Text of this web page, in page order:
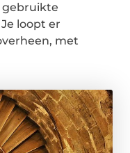
gebruikte
loopt er
met